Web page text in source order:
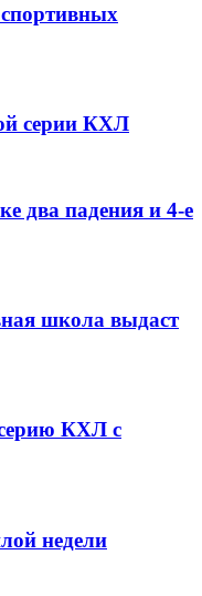
серии КХЛ
два падения и 4-е
школа выдаст
КХЛ с
недели